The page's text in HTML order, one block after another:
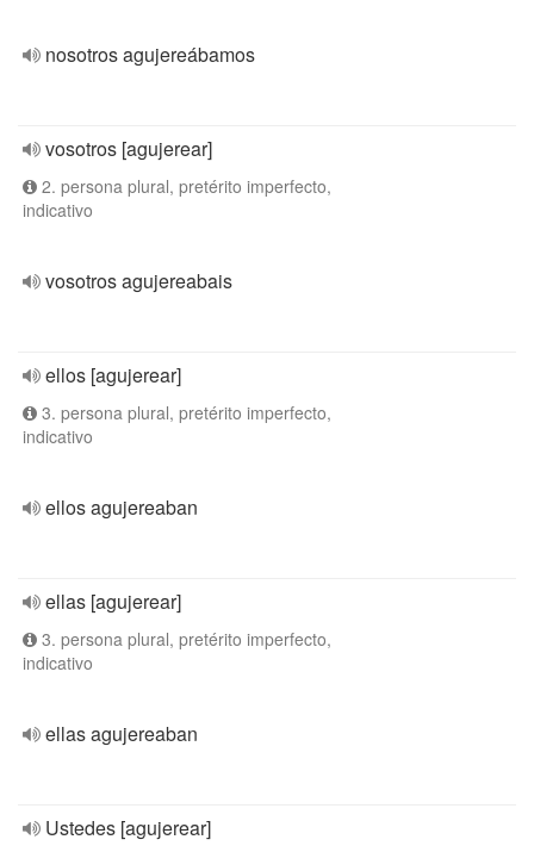
nosotros agujereábamos
vosotros [agujerear]
2. persona plural, pretérito imperfecto,
indicativo
vosotros agujereabais
ellos [agujerear]
3. persona plural, pretérito imperfecto,
indicativo
ellos agujereaban
ellas [agujerear]
3. persona plural, pretérito imperfecto,
indicativo
ellas agujereaban
Ustedes [agujerear]